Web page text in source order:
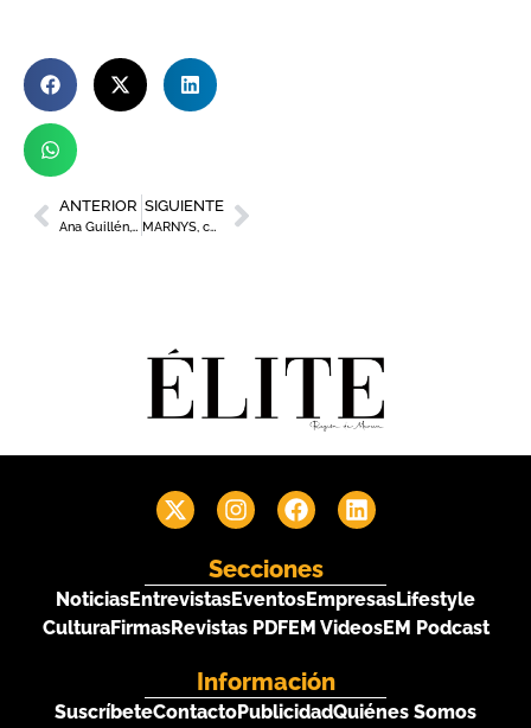
ANTERIOR
Ana Guillén, interiorista: «El buen diseño tiene que ser bonito, pero también funcional»
SIGUIENTE
MARNYS, colaborador oficial del equipo ciclista femenino Soltec Team Costa Cálida
Secciones
NoticiasEntrevistasEventosEmpresasLifestyle
CulturaFirmasRevistas PDFEM VideosEM Podcast
Información
SuscríbeteContactoPublicidadQuiénes Somos